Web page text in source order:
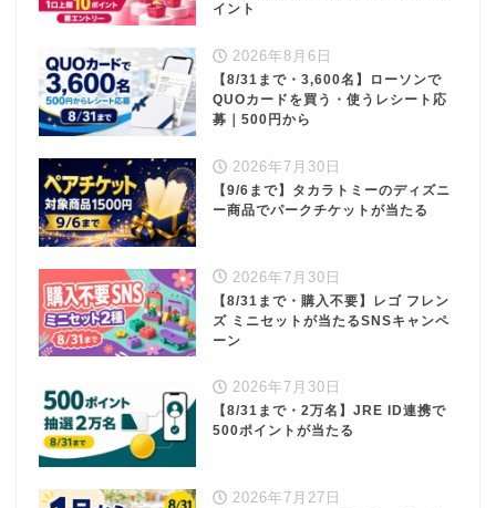
イント
2026年8月6日
【8/31まで・3,600名】ローソンで
QUOカードを買う・使うレシート応
募｜500円から
2026年7月30日
【9/6まで】タカラトミーのディズニ
ー商品でパークチケットが当たる
2026年7月30日
【8/31まで・購入不要】レゴ フレン
ズ ミニセットが当たるSNSキャンペ
ーン
2026年7月30日
【8/31まで・2万名】JRE ID連携で
500ポイントが当たる
2026年7月27日